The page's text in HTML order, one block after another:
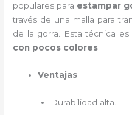
populares para estampar
través de una malla para
de la gorra. Esta técnica es
con pocos colores
Ventajas:
Durabilidad alta.